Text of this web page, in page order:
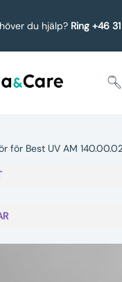
du hjälp? Ring +46
Service
för Best UV AM